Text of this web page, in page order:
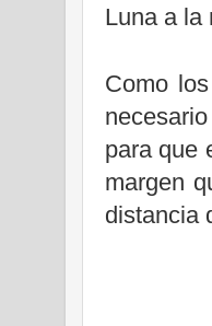
Lunaa la
Como
para que
margen
distancia